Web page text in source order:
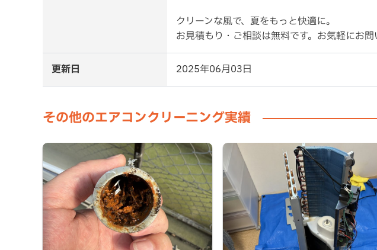
クリーンな風で、夏をもっと快適に。
お見積もり・ご相談は無料です。お気軽にお問
更新日 2025年06月03日
その他のエアコンクリーニング実績